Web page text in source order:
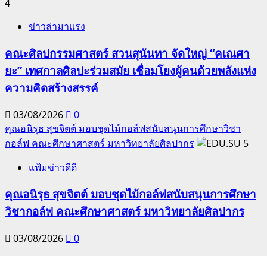
4
ข่าวล่ามาแรง
คณะศิลปกรรมศาสตร์ สวนสุนันทา จัดใหญ่ “คเณศา
ยะ” เทศกาลศิลปะร่วมสมัย เชื่อมโยงผู้คนด้วยพลังแห่ง
ความคิดสร้างสรรค์
03/08/2026
0
คุณอนิรุธ สุขจิตต์ มอบชุดไม้กอล์ฟสนับสนุนการศึกษาวิชา
กอล์ฟ คณะศึกษาศาสตร์ มหาวิทยาลัยศิลปากร
5
แฟ้มข่าวดีดี
คุณอนิรุธ สุขจิตต์ มอบชุดไม้กอล์ฟสนับสนุนการศึกษา
วิชากอล์ฟ คณะศึกษาศาสตร์ มหาวิทยาลัยศิลปากร
03/08/2026 0